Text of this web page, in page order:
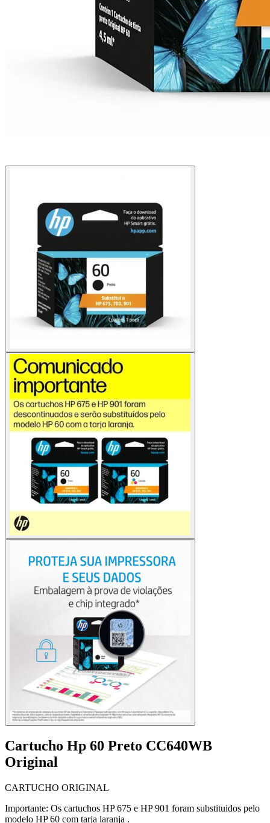
Cartucho Hp 60 Preto CC640WB
Original
CARTUCHO ORIGINAL
Importante: Os cartuchos HP 675 e HP 901 foram substituidos pelo
modelo HP 60 com tarja laranja .